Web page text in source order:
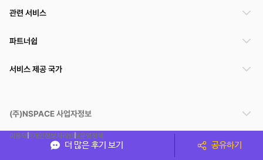
더 많은 후기 보기 공유하기
관련 서비스
파트너쉽
서비스 제공 국가
(주)NSPACE 사업자정보
이용약관개인정보처리방침운영정책
스페이스클라우드는 통신판매중개자이며 통신판매의 당사자가 아닙니다. 따라서 스페이스클